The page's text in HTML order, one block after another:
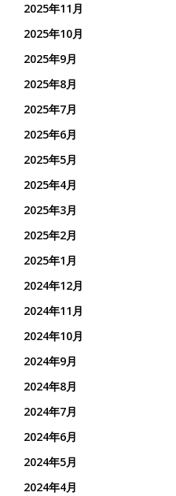
2025年11月
2025年10月
2025年9月
2025年8月
2025年7月
2025年6月
2025年5月
2025年4月
2025年3月
2025年2月
2025年1月
2024年12月
2024年11月
2024年10月
2024年9月
2024年8月
2024年7月
2024年6月
2024年5月
2024年4月